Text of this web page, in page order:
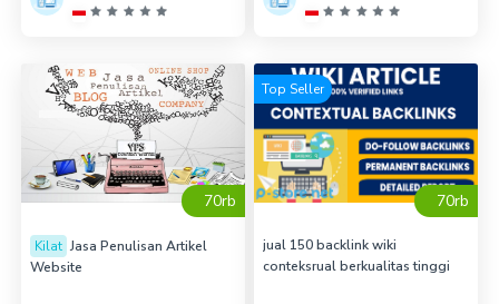
70rb
Kilat Jasa Penulisan Artikel
Website
Top Seller
70rb
jual 150 backlink wiki
conteksrual berkualitas tinggi